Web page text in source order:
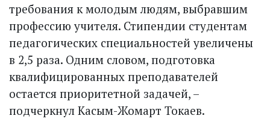
требования к молодым людям, выбравшим
профессию учителя. Стипендии студентам
педагогических специальностей увеличены
в 2,5 раза. Одним словом, подготовка
квалифицированных преподавателей
остается приоритетной задачей, –
подчеркнул Касым-Жомарт Токаев.